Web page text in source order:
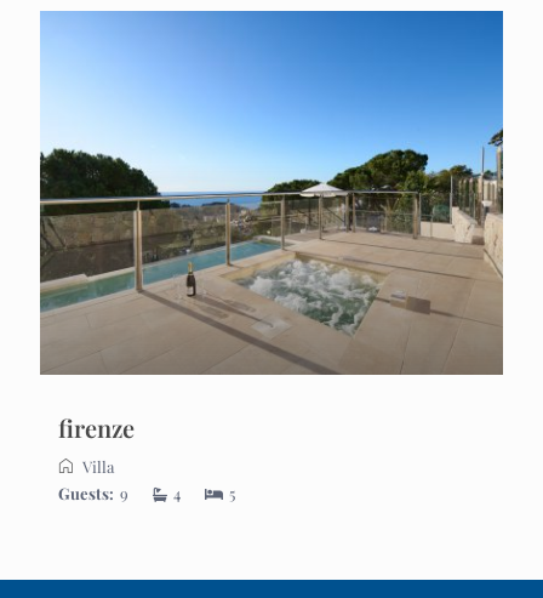
firenze
Villa
Guests: 9 4 5